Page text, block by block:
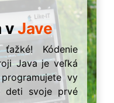
vJave
Kódenie
Java je veľká
vy
deti svoje prvé